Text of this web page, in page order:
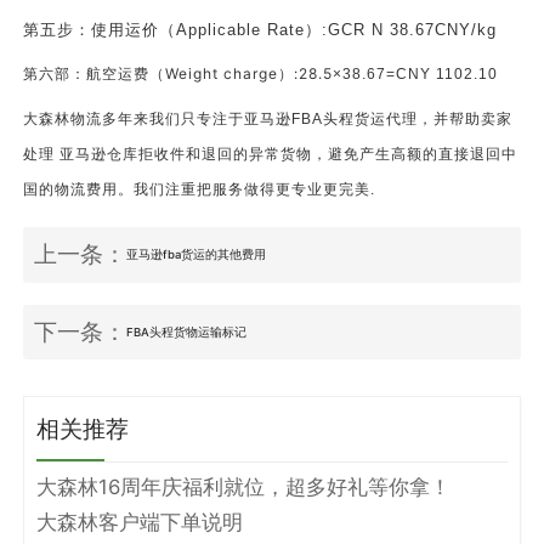
第五步：使用运价（Applicable Rate）:GCR N 38.67CNY/kg
第六部：航空运费（Weight charge）:28.5×38.67=CNY 1102.10
大森林物流多年来我们只专注于亚马逊FBA头程货运代理，并帮助卖家
处理 亚马逊仓库拒收件和退回的异常货物，避免产生高额的直接退回中
国的物流费用。我们注重把服务做得更专业更完美.
上一条：亚马逊fba货运的其他费用
下一条：FBA头程货物运输标记
相关推荐
大森林16周年庆福利就位，超多好礼等你拿！
大森林客户端下单说明